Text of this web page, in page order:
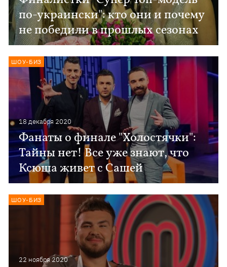
по-украински": кто они и почему
не победили в прошлых сезонах
18 декабря 2020
Фанаты о финале "Холостячки":
Тайны нет! Все уже знают, что
Ксюша живет с Сашей
ШОУ-БИЗ
22 ноября 2020
ШОУ-БИЗ